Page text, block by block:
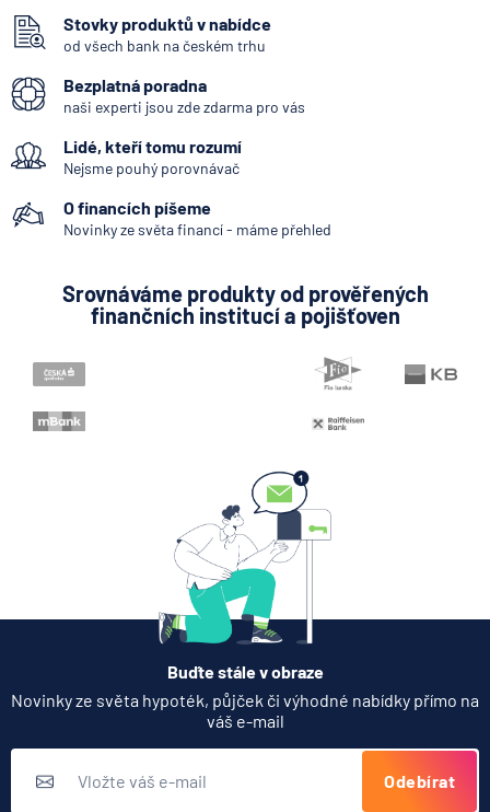
Stovky produktů v nabídce
od všech bank na českém trhu
Bezplatná poradna
naši experti jsou zde zdarma pro vás
Lidé, kteří tomu rozumí
Nejsme pouhý porovnávač
O financích píšeme
Novinky ze světa financí - máme přehled
Srovnáváme produkty od prověřených
finančních institucí a pojišťoven
Buďte stále v obraze
Novinky ze světa hypoték, půjček či výhodné nabídky přímo na
váš e-mail
Odebírat